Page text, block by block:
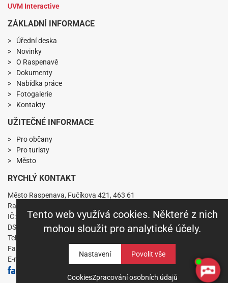
Tento web využívá cookies. Některé z nich
mohou sloužit pro analytické účely.
Nastavení
CookiesZpracování osobních údajů
UVM Interactive
ZÁKLADNÍ INFORMACE
Úřední deska
Novinky
O Raspenavě
Dokumenty
Nabídka práce
Fotogalerie
Kontakty
UŽITEČNÉ INFORMACE
Pro občany
Pro turisty
Město
RYCHLÝ KONTAKT
Město Raspenava, Fučíkova 421, 463 61
Raspenava
IČ:00263141 DIČ:CZ00263141
DS: nkabbs6
Telefon: +420 482 360 431
Fax: +420 482 319 229
E-mail:
mesto.raspenava@raspenava.cz